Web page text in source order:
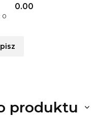
0.00
0
produktu